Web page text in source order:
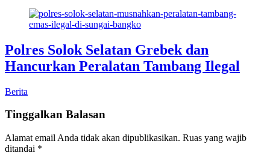
Polres Solok Selatan Grebek dan
Hancurkan Peralatan Tambang Ilegal
Berita
Tinggalkan Balasan
Alamat email Anda tidak akan dipublikasikan. Ruas yang wajib
ditandai *